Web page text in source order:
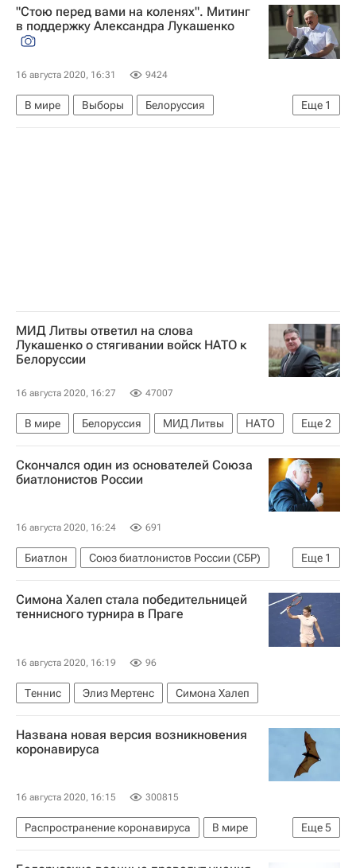
РПЛ 2026-2027 (Чемпионат России по футболу)
"Стою перед вами на коленях". Митинг
в поддержку Александра Лукашенко
16 августа 2020, 16:31 9424
Еще 1
В мире Выборы
Белоруссия
Александр Лукашенко
МИД Литвы ответил на слова
Лукашенко о стягивании войск НАТО к
Белоруссии
16 августа 2020, 16:27 47007
Еще2
В мире Белоруссия МИД Литвы
НАТО
Александр Лукашенко
Линас Линкявичюс
Скончался один из основателей Союза
биатлонистов России
16 августа 2020, 16:24 691
Еще 1
Биатлон
Союз биатлонистов России (СБР)
Дмитрий Алексашин
Симона Халеп стала победительницей
теннисного турнира в Праге
16 августа 2020, 16:19 96
Теннис Элиз Мертенс Симона Халеп
Названа новая версия возникновения
коронавируса
16 августа 2020, 16:15 300815
Еще5
Распространение коронавируса
В мире
Ухань
Китай
Юньнань